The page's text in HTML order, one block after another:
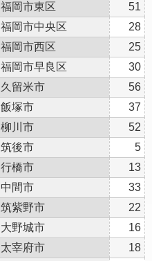
福岡市東区
51
福岡市中央区
28
福岡市西区
25
福岡市早良区
30
久留米市
56
飯塚市
37
柳川市
52
筑後市
5
行橋市
13
中間市
33
筑紫野市
22
大野城市
16
太宰府市
18